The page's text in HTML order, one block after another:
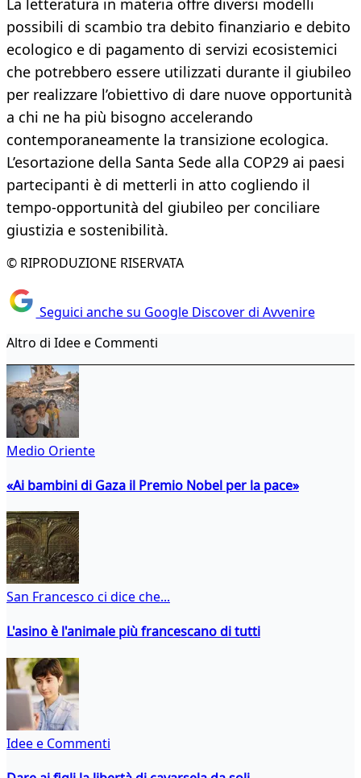
La letteratura in materia offre diversi modelli
possibili di scambio tra debito finanziario e debito
ecologico e di pagamento di servizi ecosistemici
che potrebbero essere utilizzati durante il giubileo
per realizzare l’obiettivo di dare nuove opportunità
a chi ne ha più bisogno accelerando
contemporaneamente la transizione ecologica.
L’esortazione della Santa Sede alla COP29 ai paesi
partecipanti è di metterli in atto cogliendo il
tempo-opportunità del giubileo per conciliare
giustizia e sostenibilità.
© RIPRODUZIONE RISERVATA
Seguici anche su Google Discover di Avvenire
Altro di Idee e Commenti
Medio Oriente
«Ai bambini di Gaza il Premio Nobel per la pace»
San Francesco ci dice che...
L'asino è l'animale più francescano di tutti
Idee e Commenti